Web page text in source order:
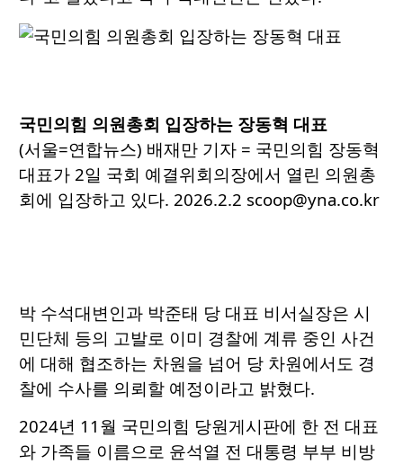
국민의힘 의원총회 입장하는 장동혁 대표
(서울=연합뉴스) 배재만 기자 = 국민의힘 장동혁
대표가 2일 국회 예결위회의장에서 열린 의원총
회에 입장하고 있다. 2026.2.2 scoop@yna.co.kr
박 수석대변인과 박준태 당 대표 비서실장은 시
민단체 등의 고발로 이미 경찰에 계류 중인 사건
에 대해 협조하는 차원을 넘어 당 차원에서도 경
찰에 수사를 의뢰할 예정이라고 밝혔다.
2024년 11월 국민의힘 당원게시판에 한 전 대표
와 가족들 이름으로 윤석열 전 대통령 부부 비방